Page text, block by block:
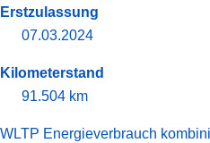
Erstzulassung
07.03.2024
Kilometerstand
91.504 km
WLTP Energieverbrauch